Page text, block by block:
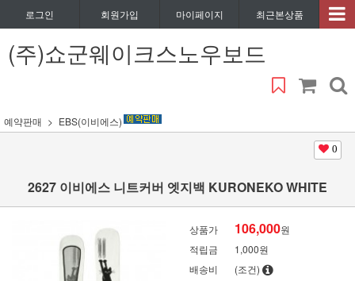
로그인 회원가입 마이페이지 최근본상품
(주)쇼군웨이크스노우보드
예약판매 EBS(이비에스)
0
2627 이비에스 니트커버 엣지백 KURONEKO WHITE
상품가 106,000원
적립금
1,000원
배송비
(조건)